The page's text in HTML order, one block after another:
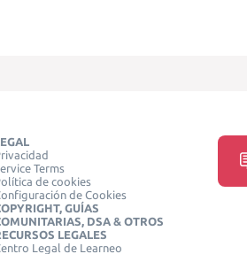
Terms
de cookies
de Cookies
GUÍAS
DSA & OTROS
LEGALES
Legal de Learneo